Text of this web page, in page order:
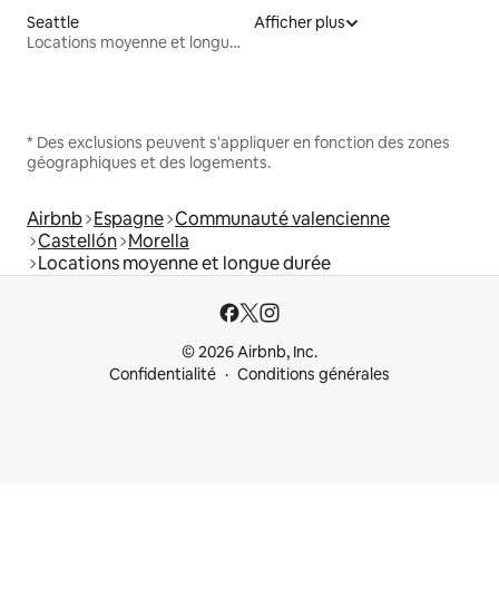
Seattle
Locations moyenne et longue durée
Afficher plus
* Des exclusions peuvent s'appliquer en fonction des zones
géographiques et des logements.
Airbnb Espagne Communauté valencienne
Castellón Morella
Locations moyenne et longue durée
© 2026 Airbnb, Inc.
Confidentialité
Conditions générales